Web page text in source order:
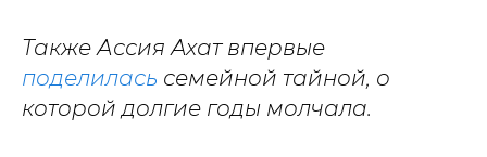
Также Ассия Ахат впервые
поделилась семейной тайной, о
которой долгие годы молчала.